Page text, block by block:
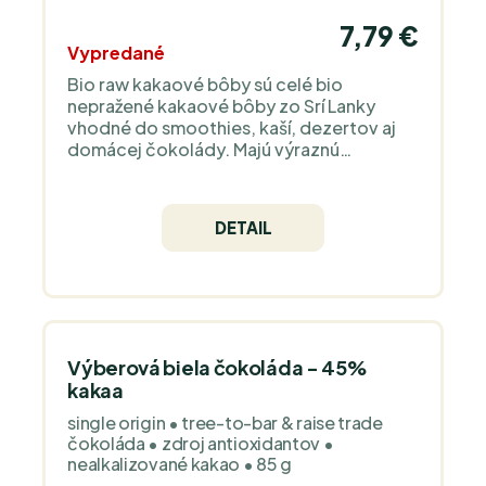
Vypredané
7,79 €
Bio raw kakaové bôby sú celé bio
nepražené kakaové bôby zo Srí Lanky
vhodné do smoothies, kaší, dezertov aj
domácej čokolády. Majú výraznú
ich jesť samotné ako snack alebo ich
nasekať do müsli, jogurtu a pečených
dezertov. Sú to čisté kakaové bôby bez
vhodné pre tých, ktorí chcú pracovať s
pravým kakaom v jeho prirodzenej
DETAIL
Výberová biela čokoláda - 45%
kakaa
single origin • tree-to-bar & raise trade
čokoláda • zdroj antioxidantov •
nealkalizované kakao • 85 g